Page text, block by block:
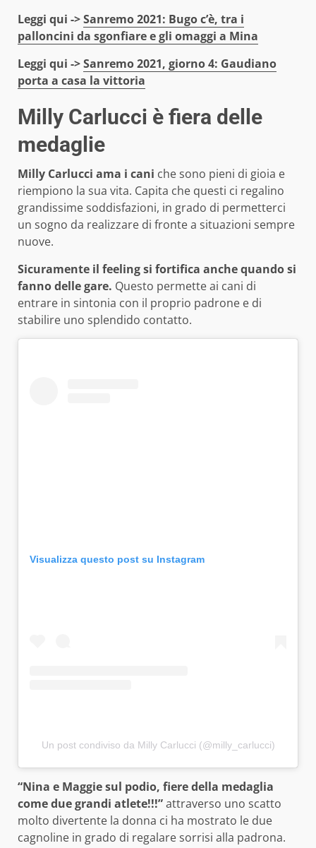
Leggi qui ->Sanremo 2021: Bugo c’è, tra i
palloncini da sgonfiare e gli omaggi a Mina
Leggi qui ->Sanremo 2021, giorno 4: Gaudiano
porta a casa la vittoria
Milly Carlucci è fiera delle
medaglie
Milly Carlucci ama i cani che sono pieni di gioia e
riempiono la sua vita. Capita che questi ci regalino
grandissime soddisfazioni, in grado di permetterci
un sogno da realizzare di fronte a situazioni sempre
nuove.
Sicuramente il feeling si fortifica anche quando si
fanno delle gare. Questo permette ai cani di
entrare in sintonia con il proprio padrone e di
stabilire uno splendido contatto.
Visualizza questo post su Instagram
Un post condiviso da Milly Carlucci (@milly_carlucci)
“Nina e Maggie sul podio, fiere della medaglia
come due grandi atlete!!!”attraverso uno scatto
molto divertente la donna ci ha mostrato le due
cagnoline in grado di regalare sorrisi alla padrona.